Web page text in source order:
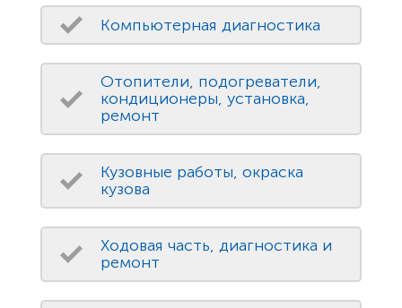
Компьютерная диагностика
Отопители, подогреватели,
кондиционеры, установка,
ремонт
Кузовные работы, окраска
кузова
Ходовая часть, диагностика и
ремонт